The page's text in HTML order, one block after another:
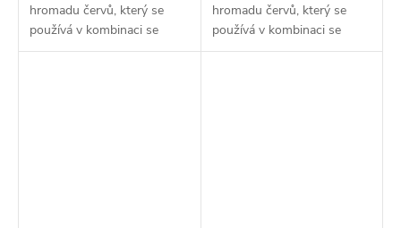
hromadu červů, který se
používá v kombinaci se
skutečnými červy.
hromadu červů, který se
používá v kombinaci se
skutečnými červy.